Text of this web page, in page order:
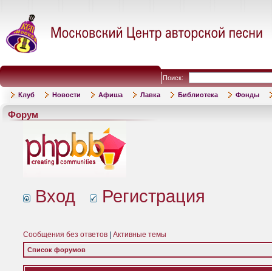
Поиск:
Клуб Новости Афиша Лавка Библиотека Фонды
Форум
Вход Регистрация
Сообщения без ответов Активные темы
Список форумов